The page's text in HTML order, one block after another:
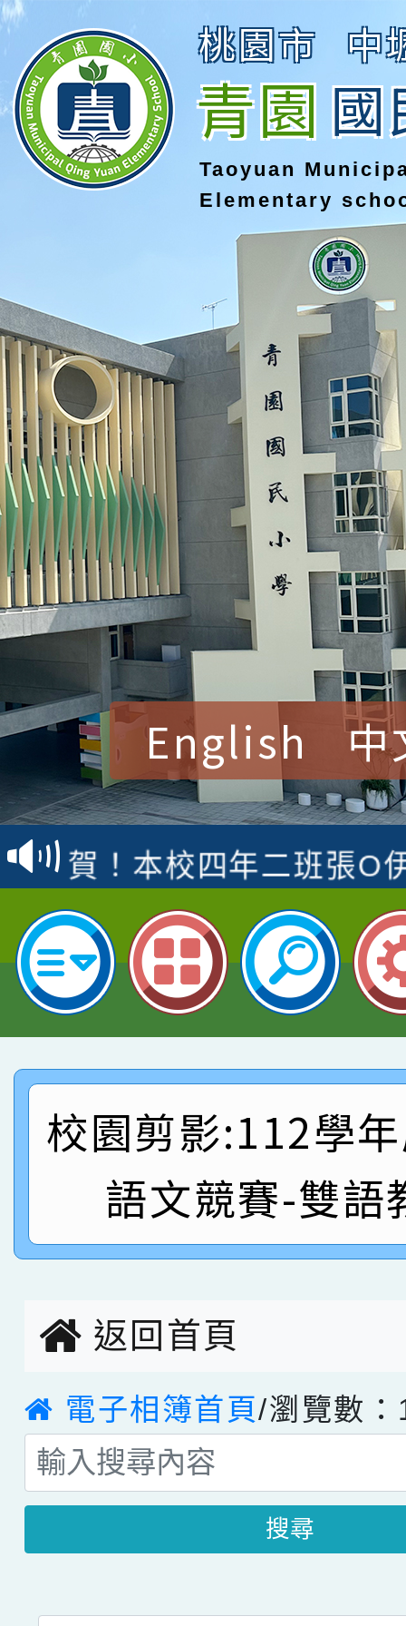
桃園市 中
青園國
Taoyuan
Elementary
English 中
賀！本校參加桃園市中
賽 洪綺君教師榮獲社
名
賀！本校阿巴斯O蜜、
倩參加桃園市科展 國
名 指導老師王老師、
賀！本校四年二班張O
園市英語競賽國小朗讀
指導老師林老師
賀！本校參加桃園市中
賽 劉文瑛教師榮獲教
臺灣台語-第二名
賀！本校參與2026世
市賽榮獲科學小創客佳
賀！本校參加桃園市中
名
賀！本校阿巴斯O蜜、
倩參加桃園市科展 國
名 指導老師王老師、
賀！本校四年二班張O
園市英語競賽國小朗
指導老師林老師
賽 劉文瑛教師榮獲教
臺灣台語-第二名
賀！本校參與2026世
市賽榮獲科學小創客佳
創客第三名。
校園剪影:112學
語文競賽-雙語
返回首頁
電子相簿首頁/瀏覽數
搜尋